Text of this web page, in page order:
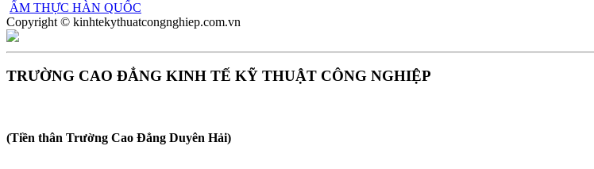
ẨM THỰC HÀN QUỐC
Copyright © kinhtekythuatcongnghiep.com.vn
TRƯỜNG CAO ĐẲNG KINH TẾ KỸ THUẬT CÔNG NGHIỆP
(Tiền thân Trường Cao Đẳng Duyên Hải)